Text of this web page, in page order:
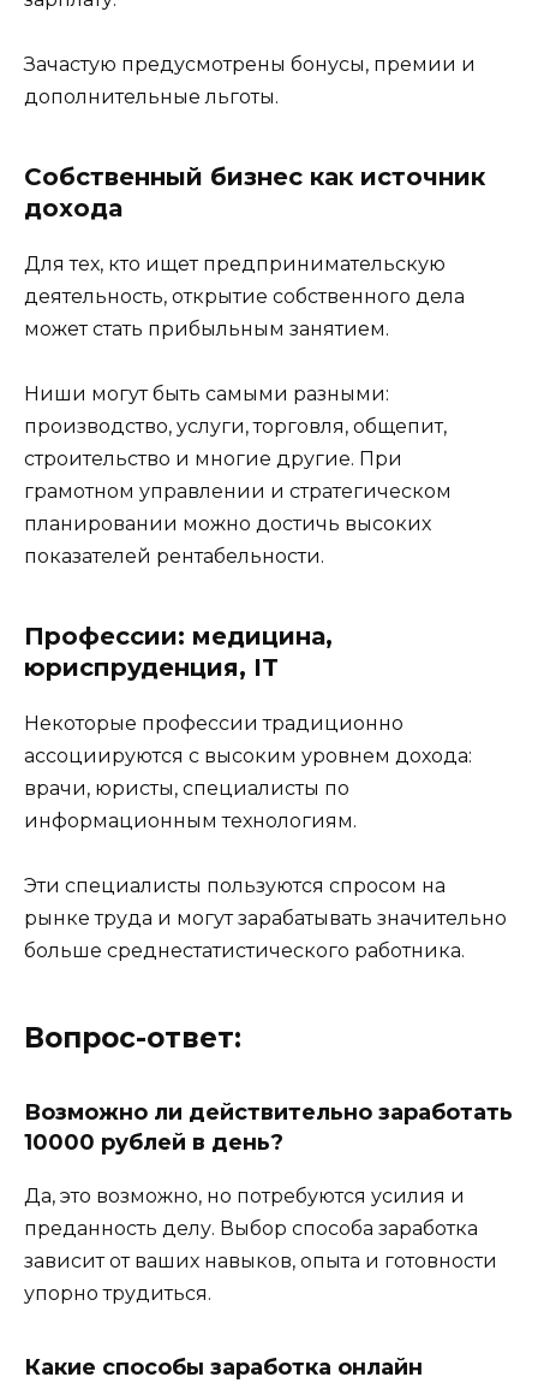
Зачастую предусмотрены бонусы, премии и
дополнительные льготы.
Собственный бизнес как источник
дохода
Для тех, кто ищет предпринимательскую
деятельность, открытие собственного дела
может стать прибыльным занятием.
Ниши могут быть самыми разными:
производство, услуги, торговля, общепит,
строительство и многие другие. При
грамотном управлении и стратегическом
планировании можно достичь высоких
показателей рентабельности.
Профессии: медицина,
юриспруденция, IT
Некоторые профессии традиционно
ассоциируются с высоким уровнем дохода:
врачи, юристы, специалисты по
информационным технологиям.
Эти специалисты пользуются спросом на
рынке труда и могут зарабатывать значительно
больше среднестатистического работника.
Вопрос-ответ:
Возможно ли действительно заработать
10000 рублей в день?
Да, это возможно, но потребуются усилия и
преданность делу. Выбор способа заработка
зависит от ваших навыков, опыта и готовности
упорно трудиться.
Какие способы заработка онлайн